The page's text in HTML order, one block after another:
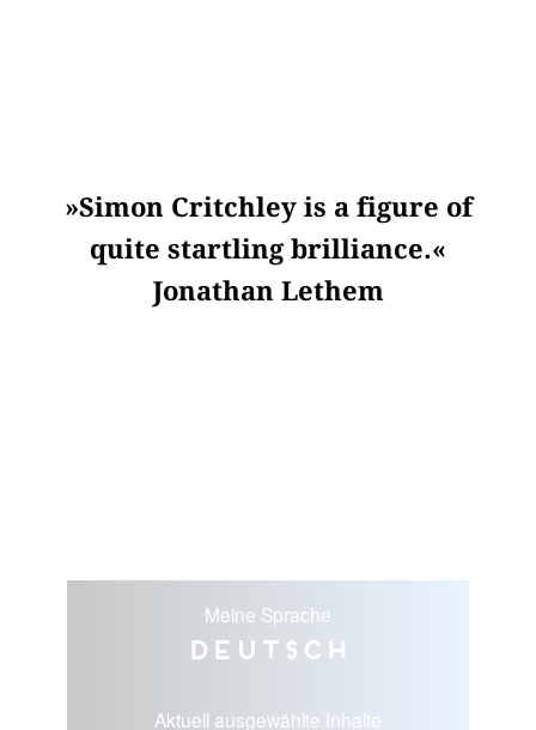
»Simon Critchley is a figure of
quite startling brilliance.«
Jonathan Lethem
Meine Sprache
Deutsch
Aktuell ausgewählte Inhalte